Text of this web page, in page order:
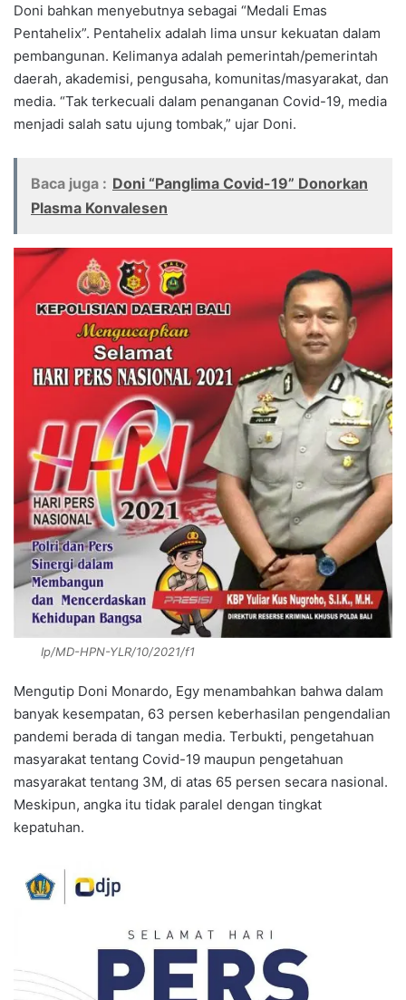
Doni bahkan menyebutnya sebagai “Medali Emas
Pentahelix”. Pentahelix adalah lima unsur kekuatan dalam
pembangunan. Kelimanya adalah pemerintah/pemerintah
daerah, akademisi, pengusaha, komunitas/masyarakat, dan
media. “Tak terkecuali dalam penanganan Covid-19, media
menjadi salah satu ujung tombak,” ujar Doni.
Baca juga : Doni “Panglima Covid-19” Donorkan
Plasma Konvalesen
Ip/MD-HPN-YLR/10/2021/f1
Mengutip Doni Monardo, Egy menambahkan bahwa dalam
banyak kesempatan, 63 persen keberhasilan pengendalian
pandemi berada di tangan media. Terbukti, pengetahuan
masyarakat tentang Covid-19 maupun pengetahuan
masyarakat tentang 3M, di atas 65 persen secara nasional.
Meskipun, angka itu tidak paralel dengan tingkat
kepatuhan.